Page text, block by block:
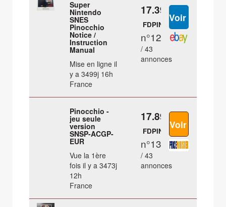
Super
Nintendo
SNES
Pinocchio
Notice /
Instruction
Manual
Mise en ligne il
y a 3499j 16h
France
17.39 €
FDPIN
n°12
/ 43
annonces
Pinocchio -
jeu seule
version
SNSP-ACGP-
EUR
Vue la 1ère
fois il y a 3473j
12h
France
17.89 €
FDPIN
n°13
/ 43
annonces